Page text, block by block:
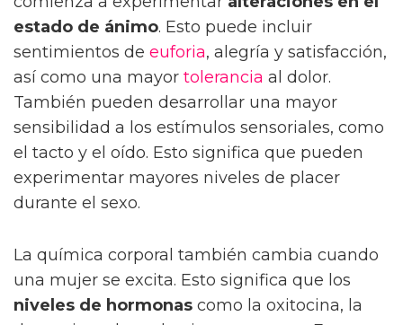
estado de ánimo. Esto puede incluir
sentimientos de euforia, alegría y satisfacción,
así como una mayor tolerancia al dolor.
También pueden desarrollar una mayor
sensibilidad a los estímulos sensoriales, como
el tacto y el oído. Esto significa que pueden
experimentar mayores niveles de placer
durante el sexo.
La química corporal también cambia cuando
una mujer se excita. Esto significa que los
niveles de hormonas como la oxitocina, la